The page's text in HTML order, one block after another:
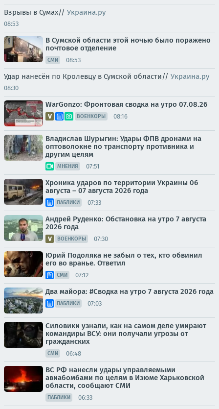
Взрывы в Сумах// Украина.ру
08:53
В Сумской области этой ночью было поражено
почтовое отделение
СМИ 08:53
Удар нанесён по Кролевцу в Сумской области// Украина.ру
08:30
WarGonzo: Фронтовая сводка на утро 07.08.26
ВОЕНКОРЫ 08:16
Владислав Шурыгин: Удары ФПВ дронами на
оптоволокне по транспорту противника и
другим целям
МНЕНИЯ 07:51
Хроника ударов по территории Украины 06
августа – 07 августа 2026 года
ПАБЛИКИ 07:33
Андрей Руденко: Обстановка на утро 7 августа
2026 года
ВОЕНКОРЫ 07:30
Юрий Подоляка не забыл о тех, кто обвинил
его во вранье. Ответил
СМИ 07:12
Два майора: #Сводка на утро 7 августа 2026 года
ПАБЛИКИ 07:03
Силовики узнали, как на самом деле умирают
командиры ВСУ: они получали угрозы от
гражданских
СМИ 06:48
ВС РФ нанесли удары управляемыми
авиабомбами по целям в Изюме Харьковской
области, сообщают СМИ
ПАБЛИКИ 06:33